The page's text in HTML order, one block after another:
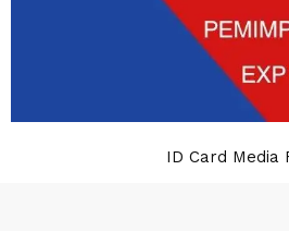
ID Card Media